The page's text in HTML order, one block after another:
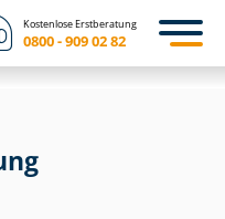
Kostenlose Erstberatung
0800 - 909 02 82